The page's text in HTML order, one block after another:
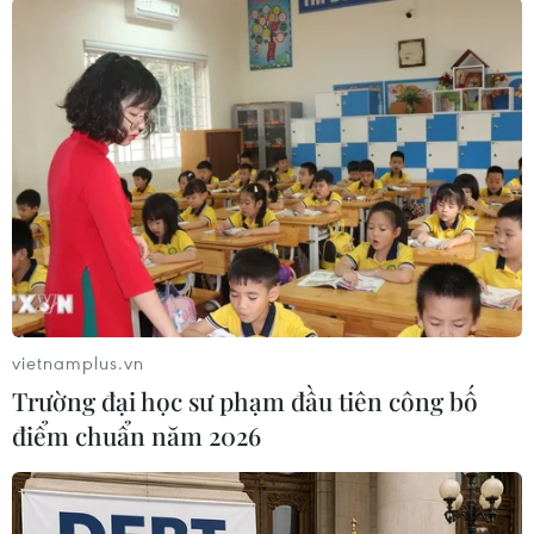
vietnamplus.vn
Trường đại học sư phạm đầu tiên công bố
điểm chuẩn năm 2026